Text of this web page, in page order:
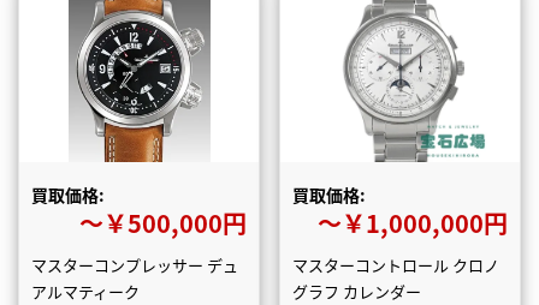
買取価格:
〜￥500,000円
マスターコンプレッサー デュ
アルマティーク
買取価格:
〜￥1,000,000円
マスターコントロール クロノ
グラフ カレンダー